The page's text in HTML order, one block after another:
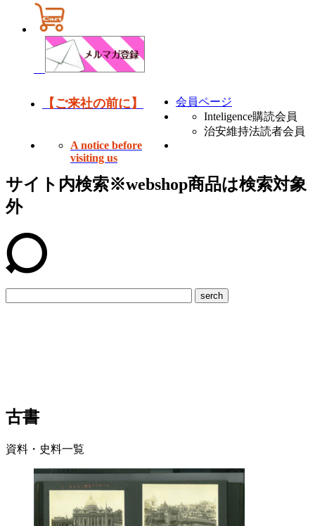
【ご来社の前に】
会員ページ
Inteligence購読会員
治安維持法読者会員
A notice before
visiting us
サイト内検索※webshop商品は検索対象
外
serch
古書
資料・史料一覧